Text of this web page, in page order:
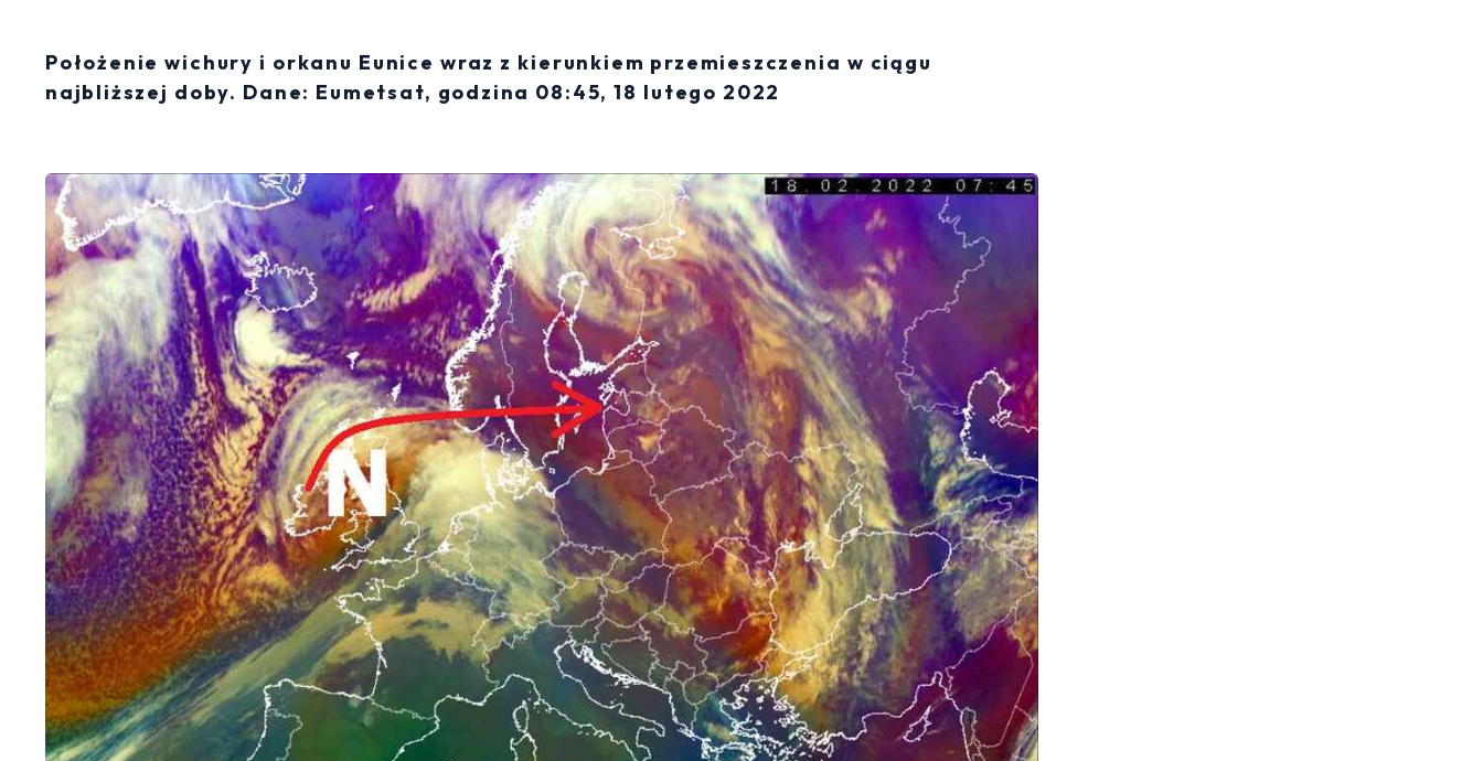
Położenie wichury i orkanu Eunice wraz z kierunkiem przemieszczenia w ciągu
najbliższej doby. Dane: Eumetsat, godzina 08:45, 18 lutego 2022